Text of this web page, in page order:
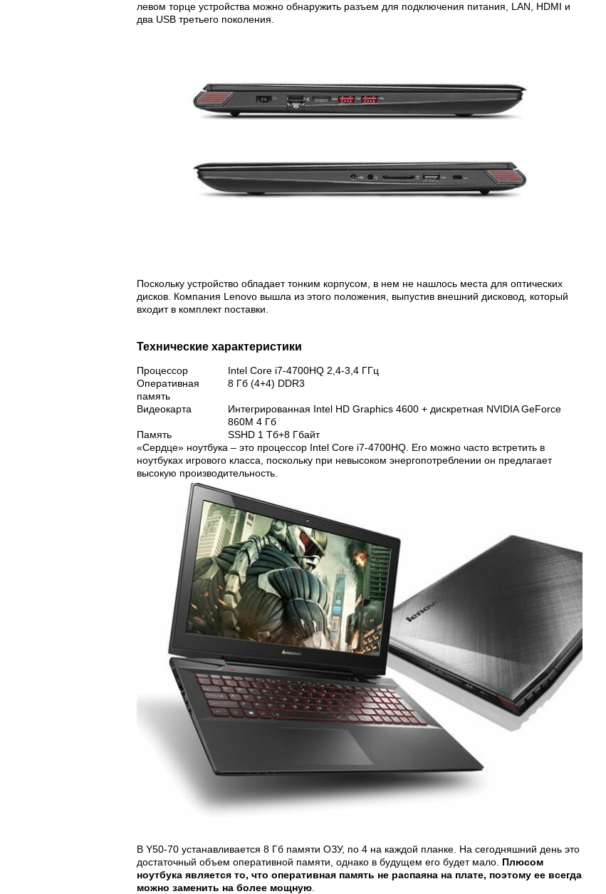
левом торце устройства можно обнаружить разъем для подключения питания, LAN, HDMI и
два USB третьего поколения.
Поскольку устройство обладает тонким корпусом, в нем не нашлось места для оптических
дисков. Компания Lenovo вышла из этого положения, выпустив внешний дисковод, который
входит в комплект поставки.
Технические характеристики
Процессор
Intel Core i7-4700HQ 2,4-3,4 ГГц
Оперативная
память
8 Гб (4+4) DDR3
Видеокарта
Интегрированная Intel HD Graphics 4600 + дискретная NVIDIA GeForce
860M 4 Гб
Память
SSHD 1 Тб+8 Гбайт
«Сердце» ноутбука – это процессор Intel Core i7-4700HQ. Его можно часто встретить в
ноутбуках игрового класса, поскольку при невысоком энергопотреблении он предлагает
высокую производительность.
В Y50-70 устанавливается 8 Гб памяти ОЗУ, по 4 на каждой планке. На сегодняшний день это
достаточный объем оперативной памяти, однако в будущем его будет мало. Плюсом
ноутбука является то, что оперативная память не распаяна на плате, поэтому ее всегда
можно заменить на более мощную